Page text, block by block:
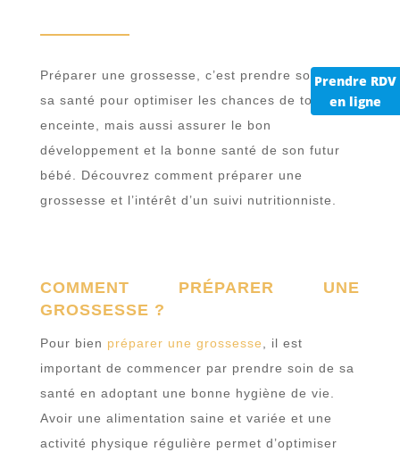
Prendre RDV
en ligne
Préparer une grossesse, c’est prendre soin de
sa santé pour optimiser les chances de tomber
enceinte, mais aussi assurer le bon
développement et la bonne santé de son futur
bébé. Découvrez comment préparer une
grossesse et l’intérêt d’un suivi nutritionniste.
COMMENT PRÉPARER UNE
GROSSESSE ?
Pour bien préparer une grossesse
, il est
important de commencer par prendre soin de sa
santé en adoptant une bonne hygiène de vie.
Avoir une alimentation saine et variée et une
activité physique régulière permet d’optimiser